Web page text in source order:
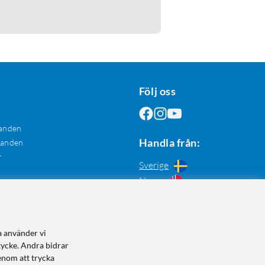
Följ oss
Handla från:
Sverige
Norge
använder vi
Andra bidrar
att trycka